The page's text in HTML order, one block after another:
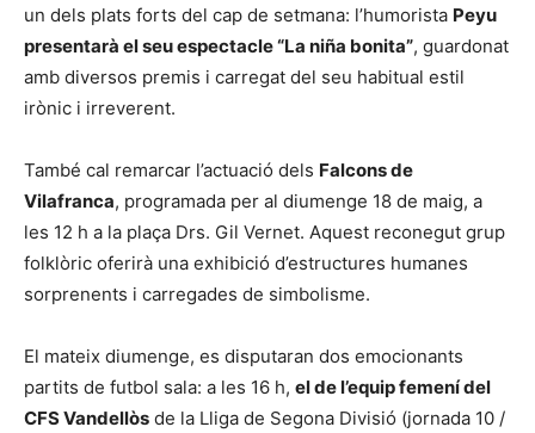
un dels plats forts del cap de setmana: l’humorista Peyu
presentarà el seu espectacle “La niña bonita”, guardonat
amb diversos premis i carregat del seu habitual estil
irònic i irreverent.
També cal remarcar l’actuació dels Falcons de
Vilafranca, programada per al diumenge 18 de maig, a
les 12 h a la plaça Drs. Gil Vernet. Aquest reconegut grup
folklòric oferirà una exhibició d’estructures humanes
sorprenents i carregades de simbolisme.
El mateix diumenge, es disputaran dos emocionants
partits de futbol sala: a les 16 h, el de l’equip femení del
CFS Vandellòs de la Lliga de Segona Divisió (jornada 10 /